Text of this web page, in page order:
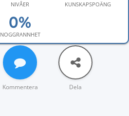
NIVÅER KUNSKAPSPOÄNG
NOGGRANNHET
Kommentera Dela